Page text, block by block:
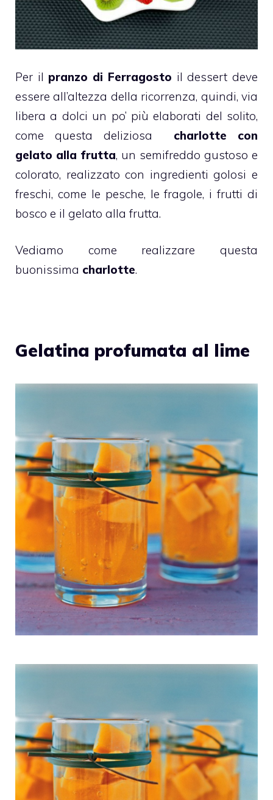
Per il pranzo di Ferragosto il dessert deve
essere all’altezza della ricorrenza, quindi, via
libera a dolci un po’ più elaborati del solito,
come questa deliziosa charlotte con
gelato alla frutta, un semifreddo gustoso e
colorato, realizzato con ingredienti golosi e
freschi, come le pesche, lefragole, ifrutti di
bosco e il gelato alla frutta.
Vediamo come realizzare questa
buonissima charlotte.
Gelatina profumata al lime